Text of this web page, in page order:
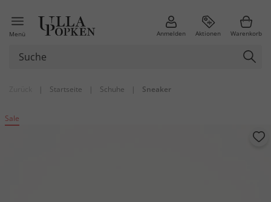
Menü Anmelden Aktionen Warenkorb
| Startseite | Schuhe | Sneaker
Sale